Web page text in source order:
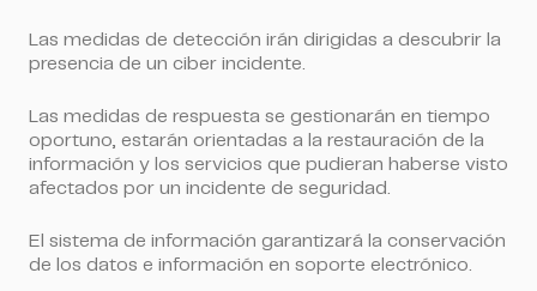
Las medidas de detección irán dirigidas a descubrir la
presencia de un ciber incidente.
Las medidas de respuesta se gestionarán en tiempo
oportuno, estarán orientadas a la restauración de la
información y los servicios que pudieran haberse visto
afectados por un incidente de seguridad.
El sistema de información garantizará la conservación
de los datos e información en soporte electrónico.